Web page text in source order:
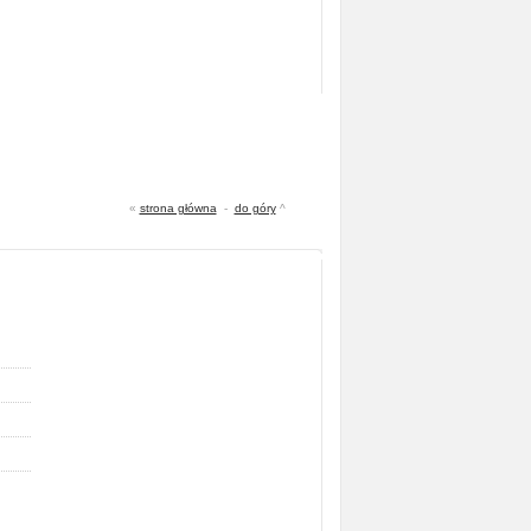
« strona główna - do góry^